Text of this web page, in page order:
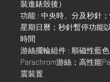
裝進錶殼後）
功能 : 中央時、分及秒針
星期日曆；秒針暫停功能
時間
游絲擺輪組件 : 順磁性藍色
Parachrom游絲；高性能
震裝置